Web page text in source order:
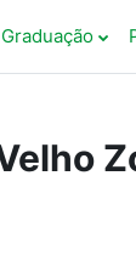
Graduação